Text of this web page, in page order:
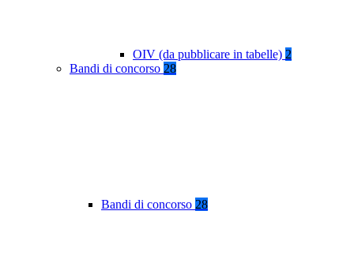
OIV (da pubblicare in tabelle) 2
Bandi di concorso 28
Bandi di concorso 28